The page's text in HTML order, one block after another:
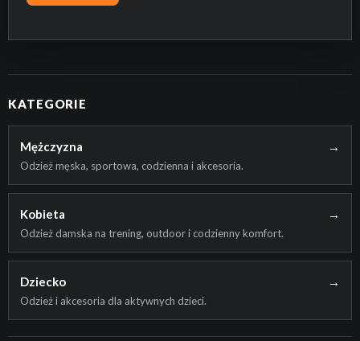
KATEGORIE
Mężczyzna →
Odzież męska, sportowa, codzienna i akcesoria.
Kobieta →
Odzież damska na trening, outdoor i codzienny komfort.
Dziecko →
Odzież i akcesoria dla aktywnych dzieci.